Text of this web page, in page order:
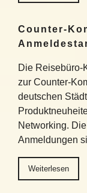
Counter-
Die Reisebüro-
zur Counter-
deutschen
Networking.
Anmeldungen
Weiterlesen